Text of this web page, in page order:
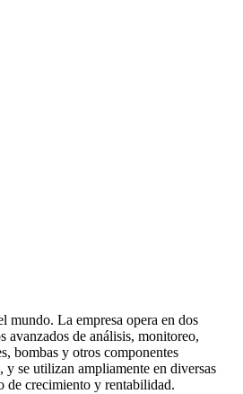
mundo. La empresa opera en dos
avanzados de análisis, monitoreo,
bombas y otros componentes
se utilizan ampliamente en diversas
de crecimiento y rentabilidad.